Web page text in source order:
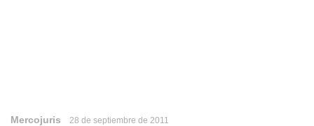
Mercojuris 28 de septiembre de 2011